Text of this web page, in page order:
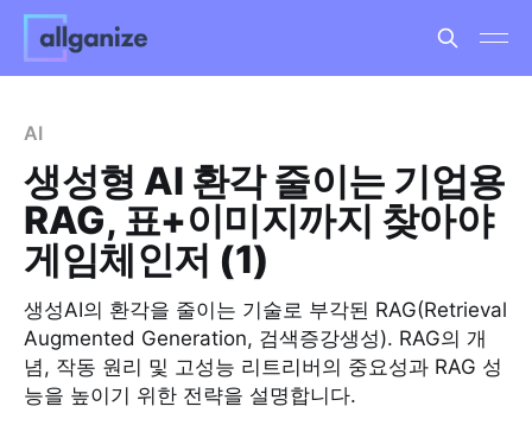
AI
생성형 AI 환각 줄이는 기업용
RAG, 표+이미지까지 찾아야
게임체인저 (1)
생성AI의 환각을 줄이는 기술로 부각된 RAG(Retrieval
Augmented Generation, 검색증강생성). RAG의 개
념, 작동 원리 및 고성능 리트리버의 중요성과 RAG 성
능을 높이기 위한 전략을 설명합니다.